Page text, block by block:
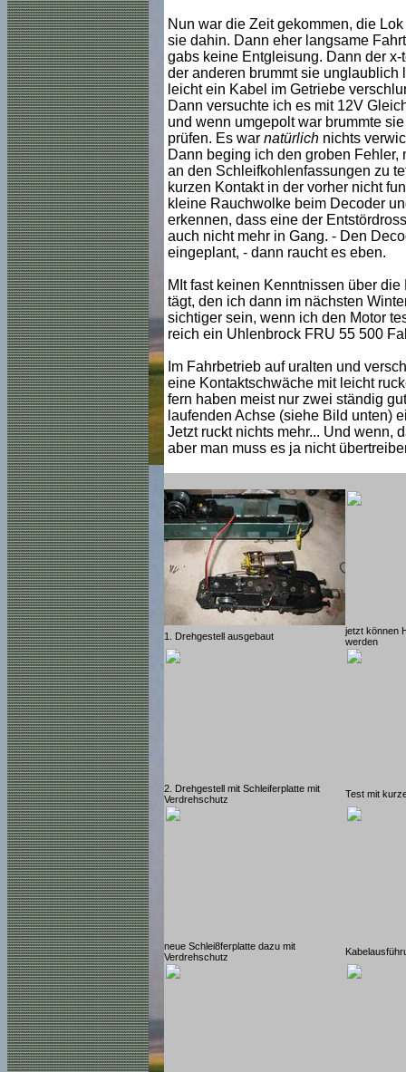
Nun war die Zeit gekommen, die
sie dahin. Dann eher langsame
gabs keine Entgleisung. Dann der
der anderen brummt sie unglaublich
leicht ein Kabel im Getriebe
Dann versuchte ich es mit 12V
und wenn umgepolt war brummte
prüfen. Es war natürlich nichts
Dann beging ich den groben
an den Schleifkohlenfassungen zu
kurzen Kontakt in der vorher nicht
kleine Rauchwolke beim Decoder
erkennen, dass eine der
auch nicht mehr in Gang. - Den
eingeplant, - dann raucht es eben.
MIt fast keinen Kenntnissen über
tägt, den ich dann im nächsten
sichtiger sein, wenn ich den Motor
reich ein Uhlenbrock FRU 55 500
Im Fahrbetrieb auf uralten und
eine Kontaktschwäche mit leicht
fern haben meist nur zwei ständig
laufenden Achse (siehe Bild unten)
Jetzt ruckt nichts mehr... Und wenn,
aber man muss es ja nicht
1. Drehgestell ausgebaut
jetzt können
werden
2. Drehgestell mit Schleiferplatte mit
Verdrehschutz
Test mit
neue Schlei8ferplatte dazu mit
Verdrehschutz